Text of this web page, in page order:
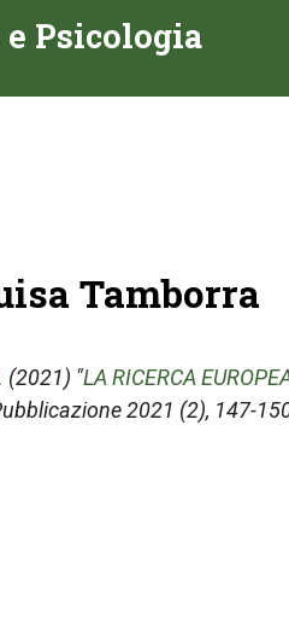
Psicologia
Tamborra
(2021) "LA RICERCA
2021 (2), 147-